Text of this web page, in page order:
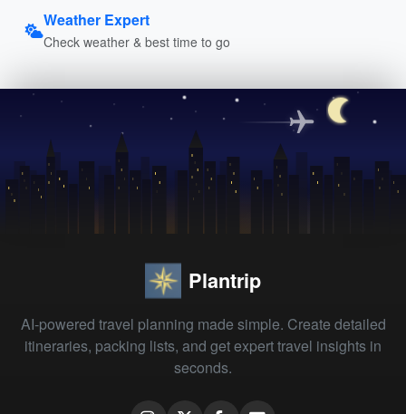
Weather Expert
Check weather & best time to go
Plantrip
AI-powered travel planning made simple. Create detailed
itineraries, packing lists, and get expert travel insights in
seconds.